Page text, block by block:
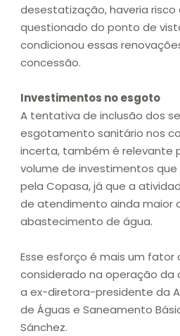
desestatização, haveria
questionado do ponto de
condicionou essas
concessão.
Investimentos no esgoto
A tentativa de inclusão dos
esgotamento sanitário nos
incerta, também é relevante
volume de investimentos
pela Copasa, já que a
de atendimento ainda maior
abastecimento de água.
Esse esforço é mais um fator
considerado na operação da
a ex-diretora-presidente da
de Águas e Saneamento
Sánchez.